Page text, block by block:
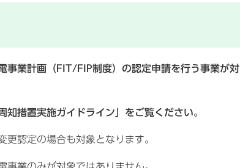
業計画（FIT/FIP制度）の認定申請を行う事業が対
措置実施ガイドライン」をご覧ください。
認定の場合も対象となります。